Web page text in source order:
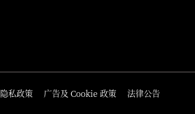
隐私政策 广告及 Cookie 政策 法律公告